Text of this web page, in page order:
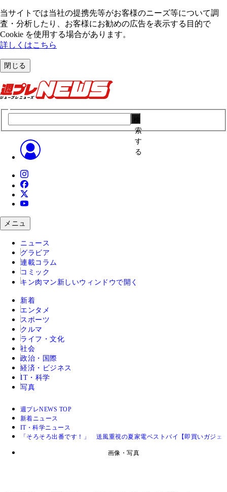
当サイトでは当社の提携先等がお客様のニーズ等について調
査・分析したり、お客様にお勧めの広告を表⽰する⽬的で
Cookie を使⽤する場合があります。
詳しくはこちら
閉じる
索
す
る
メニュ
ニュース
グラビア
連載コラム
コミック
キン肉マン 新しいウィンドウで開く
新着
エンタメ
スポーツ
クルマ
ライフ・文化
社会
政治・国際
経済・ビジネス
IT・科学
写真
週プレNEWS TOP
新着ニュース
IT・科学ニュース
「そろそろ出番です！」 送風重視の夏家電ベストバイ【即買いガジェ
画像・写真